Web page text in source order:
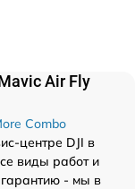
Air Fly
Combo
центре DJI в
виды работ и
- мы в